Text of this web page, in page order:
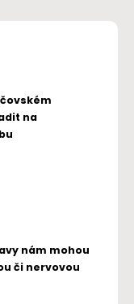
na
nám mohou
či nervovou